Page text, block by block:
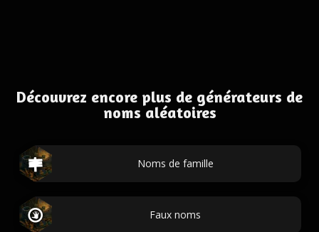
Découvrez encore plus de générateurs de
noms aléatoires
Noms de famille
Faux noms